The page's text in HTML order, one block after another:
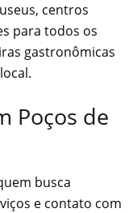
centros
para todos os
gastronômicas
Poços de
busca
e contato com